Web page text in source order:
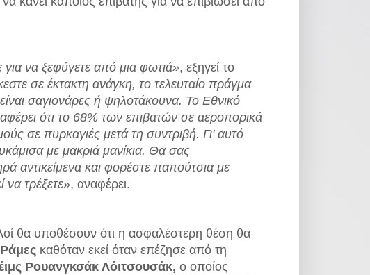
για να ξεφύγετε από μια φωτιά», εξηγεί το
σε έκτακτη ανάγκη, το τελευταίο πράγμα
σαγιονάρες ή ψηλοτάκουνα. Το Εθνικό
ότι το 68% των επιβατών σε αεροπορικά
σε πυρκαγιές μετά τη συντριβή. Γι' αυτό
με μακριά μανίκια. Θα σας
αντικείμενα και φορέστε παπούτσια με
να τρέξετε», αναφέρει.
θα υποθέσουν ότι η ασφαλέστερη θέση θα
Ράμες καθόταν εκεί όταν επέζησε από τη
Ρουανγκσάκ Λόιτσουσάκ, ο οποίος